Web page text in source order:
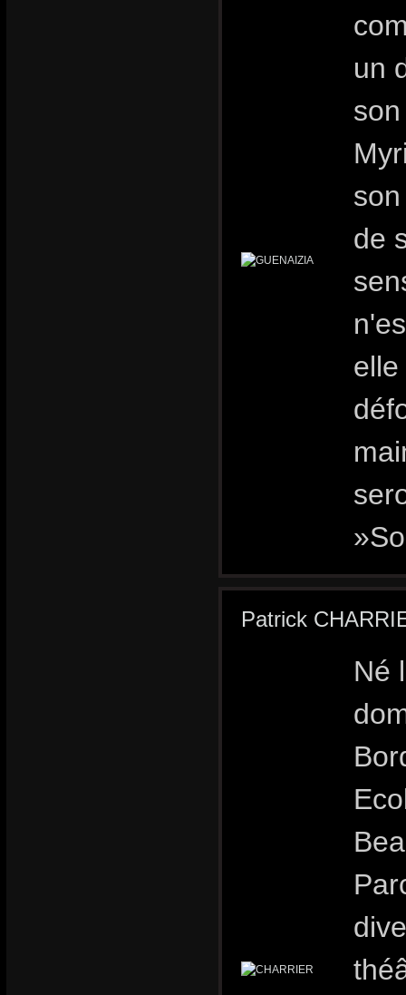
un
de
Patrick
Né